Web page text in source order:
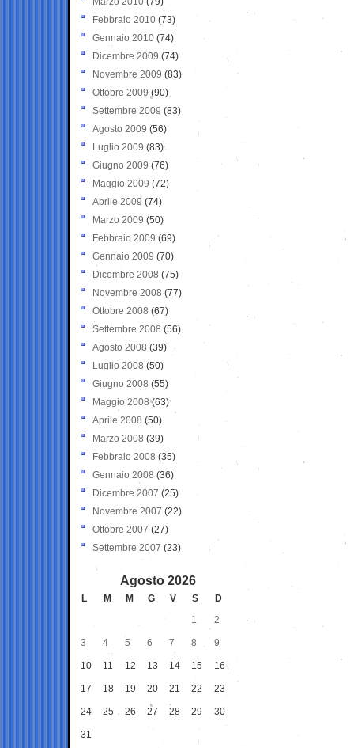
Febbraio 2010 (73)
Gennaio 2010 (74)
Dicembre 2009 (74)
Novembre 2009 (83)
Ottobre 2009 (90)
Settembre 2009 (83)
Agosto 2009 (56)
Luglio 2009 (83)
Giugno 2009 (76)
Maggio 2009 (72)
Aprile 2009 (74)
Marzo 2009 (50)
Febbraio 2009 (69)
Gennaio 2009 (70)
Dicembre 2008 (75)
Novembre 2008 (77)
Ottobre 2008 (67)
Settembre 2008 (56)
Agosto 2008 (39)
Luglio 2008 (50)
Giugno 2008 (55)
Maggio 2008(63)
Aprile 2008 (50)
Marzo 2008 (39)
Febbraio 2008 (35)
Gennaio 2008 (36)
Dicembre 2007 (25)
Novembre 2007 (22)
Ottobre 2007 (27)
Settembre 2007 (23)
Agosto 2026
L M M G V S
D
1
2
3 4 5 6 7 8 9
10 11 12 13 14 15 16
17 18 19 20 21 22 23
24 25 26 27 28 29 30
31